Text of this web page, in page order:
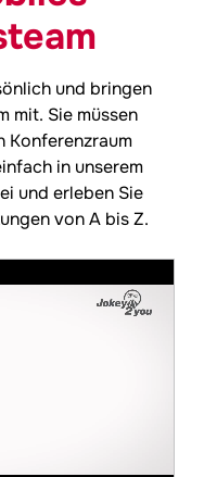
und bringen
mit. Sie müssen
Konferenzraum
in unserem
und erleben Sie
von A bis Z.